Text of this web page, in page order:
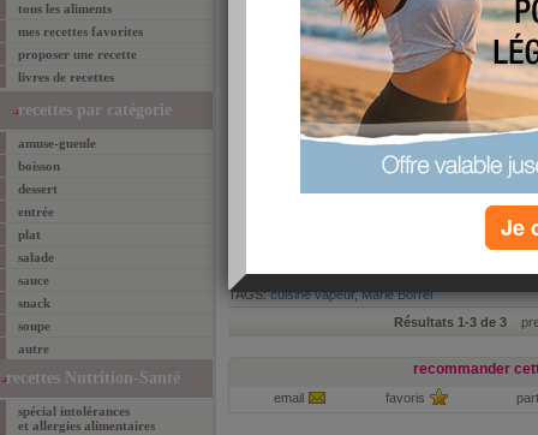
tous les aliments
mes recettes favorites
proposer une recette
livres de recettes
recettes par catégorie
amuse-gueule
boisson
dessert
entrée
plat
salade
sauce
snack
soupe
autre
recettes Nutrition-Santé
spécial intolérances
et allergies alimentaires
cuit-vapeur,cuisine vapeur
Cuit-vapeur : 8
Cuit-vapeur traditionnel
? Découvrez les
Lire l'article
cuit-vapeur,cuisine vapeur
L’avis de l’experte
respectueuse,
Et si la vapeur était le
tout cas ce que pense
Lire l'article
TAGS:cuisine vapeur,Marie Borrel
Résultats 1-3 de 3
recommander
email favoris
Je